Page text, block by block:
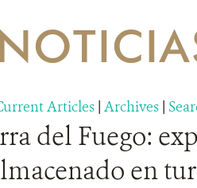
Articles | Archives |
del Fuego:
en